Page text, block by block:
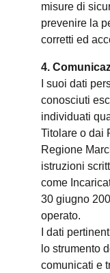
misure di
prevenire la
corretti ed
4.
I suoi dati
conosciuti
individuati
Titolare o dai
Regione
istruzioni
come
30 giugno
operato.
I dati
lo strumento
comunicati e